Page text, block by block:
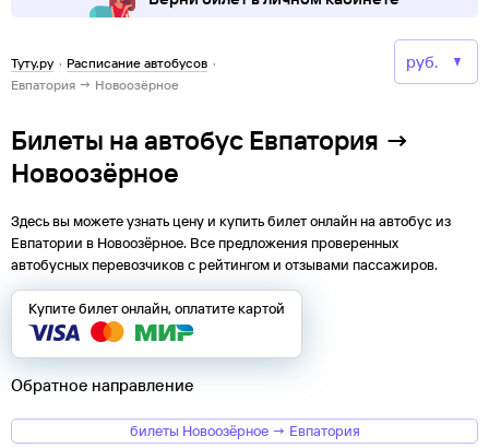
Туту.ру · Расписание автобусов ·
Евпатория → Новоозёрное
Билеты на автобус Евпатория →
Новоозёрное
Здесь вы можете узнать цену и купить билет онлайн на автобус из
Евпатории в Новоозёрное. Все предложения проверенных
автобусных перевозчиков с рейтингом и отзывами пассажиров.
Купите билет онлайн, оплатите картой
Обратное направление
билеты Новоозёрное → Евпатория